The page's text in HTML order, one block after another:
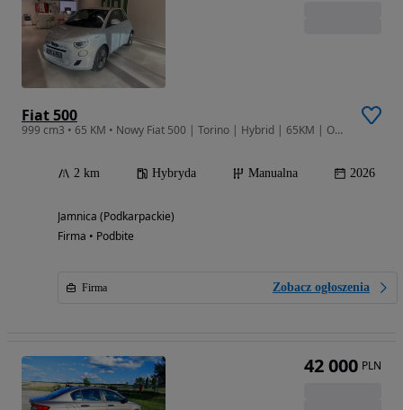
Fiat 500
999 cm3 • 65 KM • Nowy Fiat 500 | Torino | Hybrid | 65KM | Od dealera RiA
2 km Hybryda Manualna 2026
Jamnica (Podkarpackie)
Firma • Podbite
Firma Zobacz ogłoszenia
42 000 PLN